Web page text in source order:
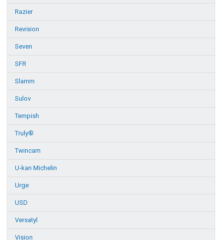
Razier
Revision
Seven
SFR
Slamm
Sulov
Tempish
Truly®
Twincam
U-kan Michelin
Urge
USD
Versatyl
Vision